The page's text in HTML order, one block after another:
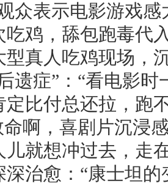
众表示电影游戏
吃鸡，舔包跑毒代
型真人吃鸡现场，
遗症”：“看电影
定比付总还拉，跑
命啊，喜剧片沉浸
儿就想冲过去，走
深治愈：“康士坦